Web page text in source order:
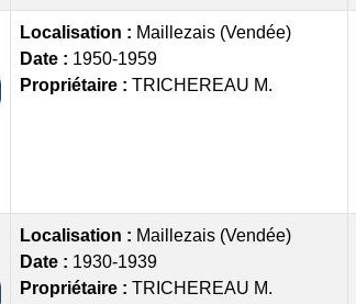
Localisation : Maillezais (Vendée)
Date : 1950-1959
Propriétaire : TRICHEREAU M.
Localisation : Maillezais (Vendée)
Date : 1930-1939
Propriétaire : TRICHEREAU M.